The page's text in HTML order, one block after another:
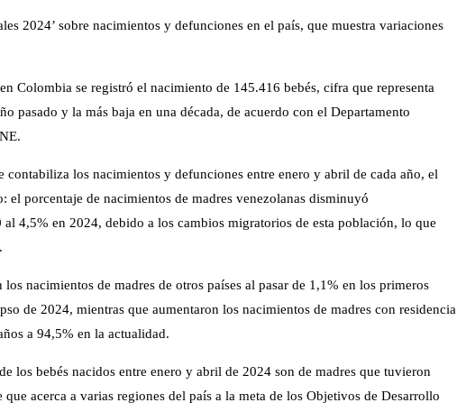
2024’ sobre nacimientos y defunciones en el país, que muestra variaciones
Colombia se registró el nacimiento de 145.416 bebés, cifra que representa
pasado y la más baja en una década, de acuerdo con el Departamento
contabiliza los nacimientos y defunciones entre enero y abril de cada año, el
porcentaje de nacimientos de madres venezolanas disminuyó
4,5% en 2024, debido a los cambios migratorios de esta población, lo que
nacimientos de madres de otros países al pasar de 1,1% en los primeros
de 2024, mientras que aumentaron los nacimientos de madres con residencia
a 94,5% en la actualidad.
los bebés nacidos entre enero y abril de 2024 son de madres que tuvieron
acerca a varias regiones del país a la meta de los Objetivos de Desarrollo